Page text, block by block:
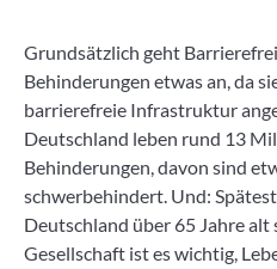
Grundsätzlich geht
Behinderungen etwas an, da
barrierefreie Infrastruktur
Deutschland leben rund 13
Behinderungen, davon sind
schwerbehindert. Und:
Deutschland über 65 Jahre alt
Gesellschaft ist es wichtig,